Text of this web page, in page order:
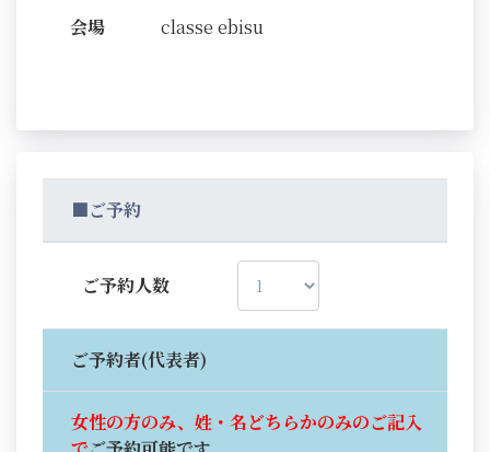
会場 classe ebisu
■ご予約
ご予約人数
ご予約者(代表者)
女性の方のみ、姓・名どちらかのみのご記入